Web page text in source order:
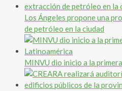
Los Ángeles propone una
de petróleo en la ciudad
MINVU dio inicio a la